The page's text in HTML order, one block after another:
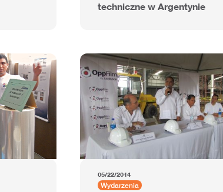
techniczne w Argentynie
05/22/2014
Wydarzenia